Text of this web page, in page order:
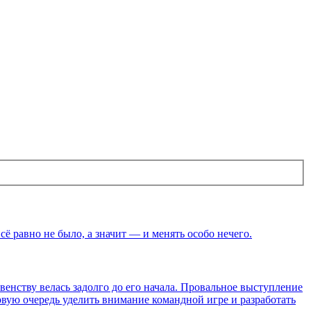
равно не было, а значит — и менять особо нечего.
велась задолго до его начала. Провальное выступление
очередь уделить внимание командной игре и разработать